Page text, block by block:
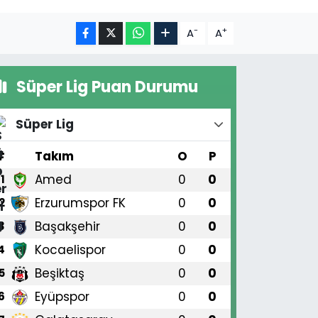
A- A+
Süper Lig Puan Durumu
Süper Lig
Takım O P
1 Amed 0 0
Erzurumspor FK 0 0
Başakşehir 0 0
Kocaelispor 0 0
Beşiktaş 0 0
Eyüpspor 0 0